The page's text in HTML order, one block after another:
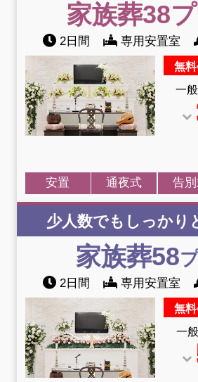
家族葬38
2日間 専用安置室
無
一
安置 通夜式 告
少人数でもしっかり
家族葬58
2日間 専用安置室
無
一